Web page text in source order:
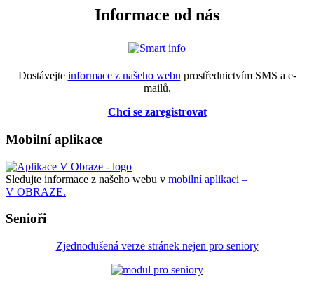
Informace od nás
Dostávejte informace z našeho webu prostřednictvím SMS a e-
mailů.
Chci se zaregistrovat
Mobilní aplikace
Sledujte informace z našeho webu v mobilní aplikaci –
V OBRAZE.
Senioři
Zjednodušená verze stránek nejen pro seniory